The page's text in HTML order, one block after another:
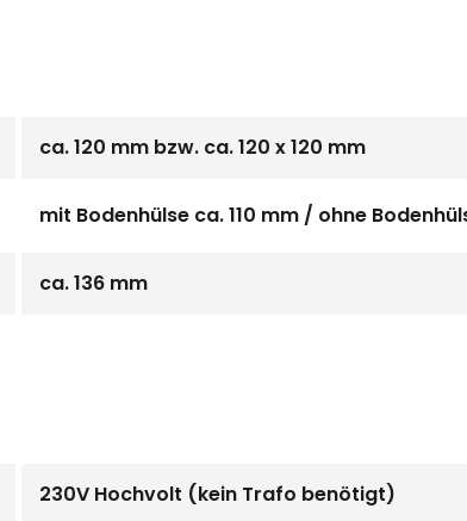
ca. 120 mm bzw. ca. 120 x 120 mm
mit Bodenhülse ca. 110 mm / ohne
ca. 136 mm
230V Hochvolt (kein Trafo benötigt)